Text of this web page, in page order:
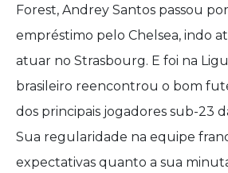
Forest, Andrey Santos passou
empréstimo pelo Chelsea, indo
atuar no Strasbourg. E foi na
brasileiro reencontrou o bom
dos principais jogadores sub-23
Sua regularidade na equipe
expectativas quanto a sua